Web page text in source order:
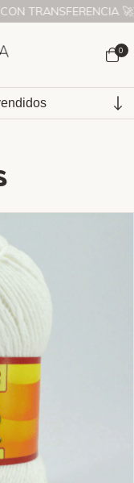
A TODO EL PAÍS ]
0